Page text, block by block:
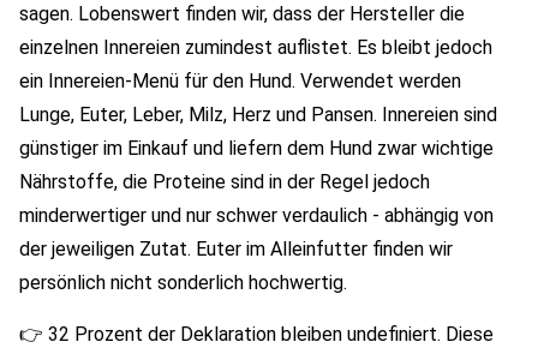
sagen. Lobenswert finden wir, dass der Hersteller die
einzelnen Innereien zumindest auflistet. Es bleibt jedoch
ein Innereien-Menü für den Hund. Verwendet werden
Lunge, Euter, Leber, Milz, Herz und Pansen. Innereien sind
günstiger im Einkauf und liefern dem Hund zwar wichtige
Nährstoffe, die Proteine sind in der Regel jedoch
minderwertiger und nur schwer verdaulich - abhängig von
der jeweiligen Zutat. Euter im Alleinfutter finden wir
persönlich nicht sonderlich hochwertig.
👉 32 Prozent der Deklaration bleiben undefiniert. Diese